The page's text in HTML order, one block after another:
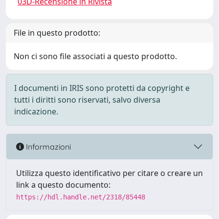
File in questo prodotto:
Non ci sono file associati a questo prodotto.
I documenti in IRIS sono protetti da copyright e
tutti i diritti sono riservati, salvo diversa
indicazione.
Informazioni
Utilizza questo identificativo per citare o creare un
link a questo documento:
https://hdl.handle.net/2318/85448